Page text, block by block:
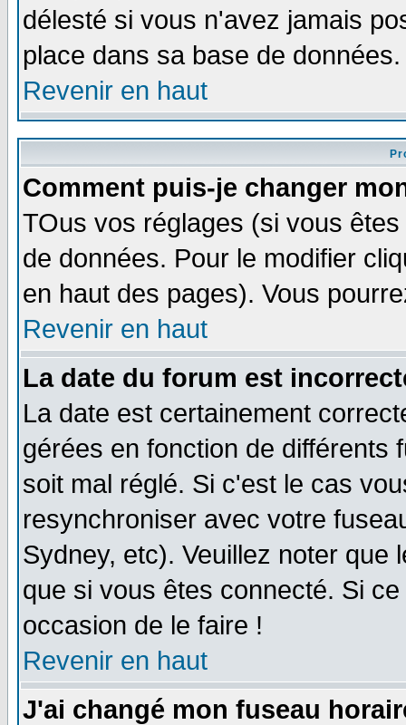
délesté si vous n'avez jamais
place dans sa base de
Revenir en haut
Comment puis-je changer
TOus vos réglages (si vous
de données. Pour le modifier
en haut des pages). Vous
Revenir en haut
La date du forum est
La date est certainement
gérées en fonction de différents
soit mal réglé. Si c'est le cas
resynchroniser avec votre
Sydney, etc). Veuillez noter que
que si vous êtes connecté. Si
occasion de le faire !
Revenir en haut
J'ai changé mon fuseau